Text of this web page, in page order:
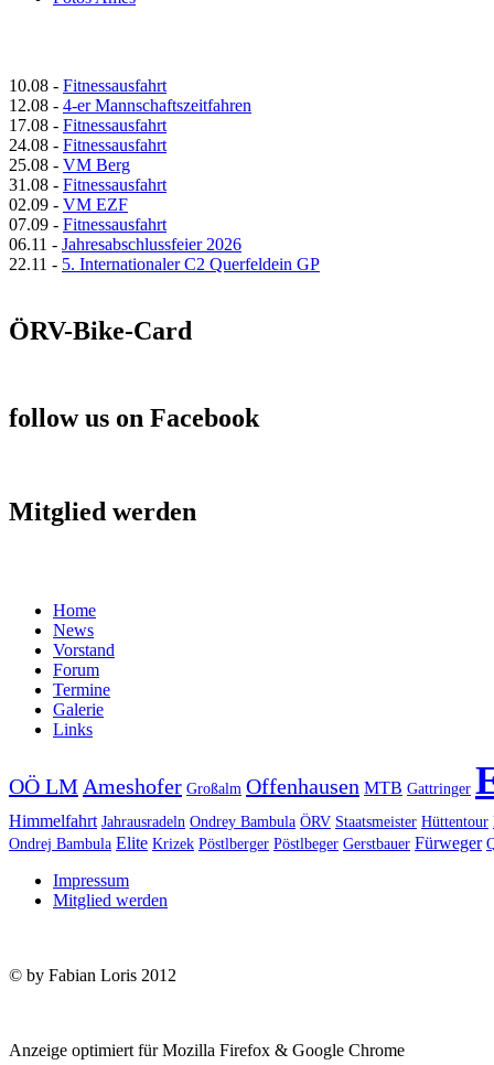
10.08 - Fitnessausfahrt
12.08 - 4-er Mannschaftszeitfahren
17.08 - Fitnessausfahrt
24.08 - Fitnessausfahrt
25.08 - VM Berg
31.08 - Fitnessausfahrt
02.09 - VM EZF
07.09 - Fitnessausfahrt
06.11 - Jahresabschlussfeier 2026
22.11 - 5. Internationaler C2 Querfeldein GP
ÖRV-Bike-Card
follow us on Facebook
Mitglied werden
Home
News
Vorstand
Forum
Termine
Galerie
Links
OÖ LM Ameshofer Großalm Offenhausen MTB Gattringer
Himmelfahrt Jahrausradeln Ondrey Bambula ÖRV Staatsmeister Hüttentour
Ondrej Bambula Elite Krizek Pöstlberger Pöstlbeger Gerstbauer Fürweger
Impressum
Mitglied werden
© by Fabian Loris 2012
Anzeige optimiert für Mozilla Firefox & Google Chrome